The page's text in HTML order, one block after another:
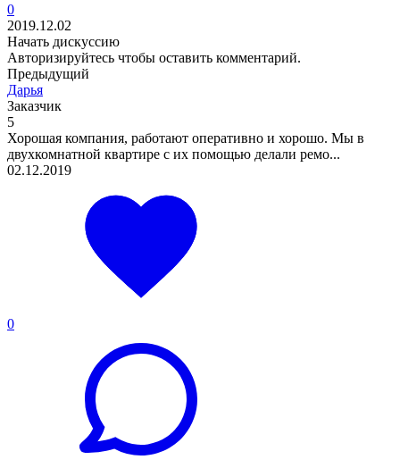
0
2019.12.02
Начать дискуссию
Авторизируйтесь чтобы оставить комментарий.
Предыдущий
Дарья
Заказчик
5
Хорошая компания, работают оперативно и хорошо. Мы в
двухкомнатной квартире с их помощью делали ремо...
02.12.2019
0